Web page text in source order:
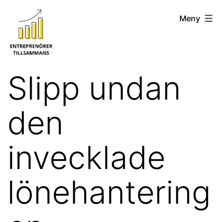
innehåll
Entreprenörer
tillsammans
Meny
Slipp undan
den
invecklade
lönehantering